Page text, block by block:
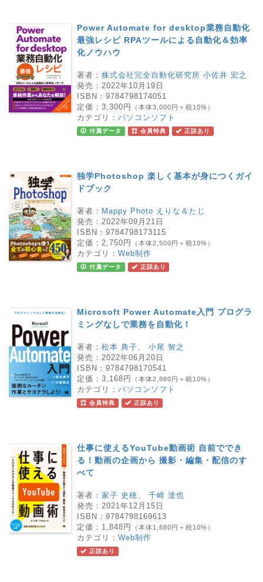
Power Automate for desktop業務自動化
最強レシピ RPAツールによる自動化＆効率
化ノウハウ
著者： 株式会社完全自動化研究所 小佐井 宏之
発売： 2022年10月19日
ISBN： 9784798174051
定価： 3,300円 （本体3,000円＋税10%）
カテゴリ： パソコンソフト
付属データ 会員特典 正誤あり
独学Photoshop 楽しく基本が身につくガイ
ドブック
著者： Mappy Photo えりな＆たじ
発売： 2022年09月21日
ISBN： 9784798173115
定価： 2,750円 （本体2,500円＋税10%）
カテゴリ： Web制作
付属データ 正誤あり
Microsoft Power Automate入門 プログラ
ミングなしで業務を自動化！
著者： 松本 典子
小尾 智之
発売： 2022年06月20日
ISBN： 9784798170541
定価： 3,168円 （本体2,880円＋税10%）
カテゴリ： パソコンソフト
会員特典 正誤あり
仕事に使えるYouTube動画術 自前ででき
る！動画の企画から 撮影・編集・配信のす
べて
著者： 家子 史穂
千崎 達也
発売： 2021年12月15日
ISBN： 9784798169613
定価： 1,848円 （本体1,680円＋税10%）
カテゴリ： Web制作
正誤あり